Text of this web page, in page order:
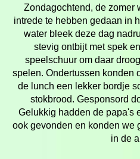
Zondagochtend, de zomer
intrede te hebben gedaan in
water bleek deze dag
stevig ontbijt met spek
speelschuur om daar
spelen. Ondertussen konden
de lunch een lekker bordje
stokbrood. Gesponsord
Gelukkig hadden de papa's
ook gevonden en konden we
in de